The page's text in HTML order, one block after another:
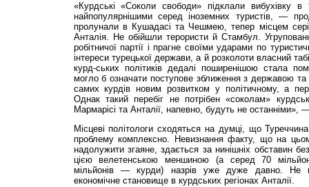
«Курдські «Соколи свободи» підклали вибухівку
найпопулярнішими серед іноземних туристів, —
пролунали в Кушадасі та Чешмею, тепер місцем
Анталія. Не обійшли терористи й Стамбул.
робітничої партії і прагне своїми ударами по
інтереси турецької держави, а й розколоти власний
курд-ських політиків дедалі поширенішою стала
могло б означати поступове зближення з державою
самих курдів новим розвитком у політичному, а
Однак такий перебіг не потрібен «соколам»
Мармарісі та Анталії, напевно, будуть не останніми»,
Місцеві політологи сходяться на думці, що
проблему комплексно. Невизнання факту, що на
надолужити згаяне, здається за нинішніх обставин
цією велетенською меншиною (а серед 70
мільйонів — курди) назрів уже дуже давно. Не
економічне становище в курдських регіонах Анталії.